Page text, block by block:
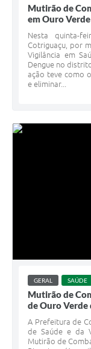
Mutirão de
em Ouro
Nesta quinta-
Cotriguaçu, por
Vigilância em
Dengue no
ação teve como
e eliminar...
GERAL SAÚDE
Mutirão de
de Ouro
A Prefeitura de
de Saúde e da
Mutirão de